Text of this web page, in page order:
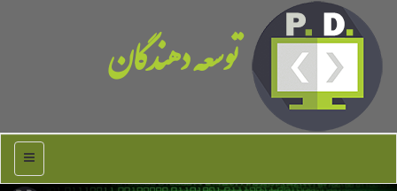
توسعه دهندگان
منو